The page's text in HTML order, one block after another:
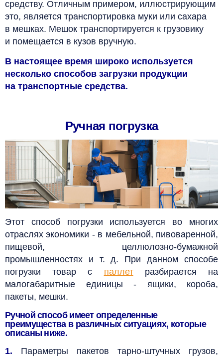
средству. Отличным примером, иллюстрирующим
это, является транспортировка муки или сахара
в мешках. Мешок транспортируется к грузовику
и помещается в кузов вручную.
В настоящее время широко используется
несколько способов загрузки продукции
на транспортные средства.
Ручная погрузка
Этот способ погрузки используется во многих
отраслях экономики - в мебельной, пивоваренной,
пищевой, целлюлозно-бумажной
промышленностях и т. д. При данном способе
погрузки товар с паллетразбирается на
малогабаритные единицы - ящики, короба,
пакеты, мешки.
Ручной способ имеет определенные
преимущества в различных ситуациях, которые
описаны ниже.
1. Параметры пакетов тарно-штучных грузов,